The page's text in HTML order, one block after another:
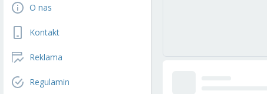
O nas
Kontakt
Reklama
Regulamin